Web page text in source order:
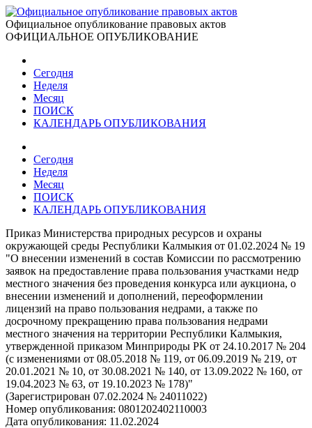
Официальное опубликование правовых актов
ОФИЦИАЛЬНОЕ ОПУБЛИКОВАНИЕ
Сегодня
Неделя
Месяц
ПОИСК
КАЛЕНДАРЬ ОПУБЛИКОВАНИЯ
Сегодня
Неделя
Месяц
ПОИСК
КАЛЕНДАРЬ ОПУБЛИКОВАНИЯ
Приказ Министерства природных ресурсов и охраны
окружающей среды Республики Калмыкия от 01.02.2024 № 19
"О внесении изменений в состав Комиссии по рассмотрению
заявок на предоставление права пользования участками недр
местного значения без проведения конкурса или аукциона, о
внесении изменений и дополнений, переоформлении
лицензий на право пользования недрами, а также по
досрочному прекращению права пользования недрами
местного значения на территории Республики Калмыкия,
утвержденной приказом Минприроды РК от 24.10.2017 № 204
(с изменениями от 08.05.2018 № 119, от 06.09.2019 № 219, от
20.01.2021 № 10, от 30.08.2021 № 140, от 13.09.2022 № 160, от
19.04.2023 № 63, от 19.10.2023 № 178)"
(Зарегистрирован 07.02.2024 № 24011022)
Номер опубликования: 0801202402110003
Дата опубликования: 11.02.2024